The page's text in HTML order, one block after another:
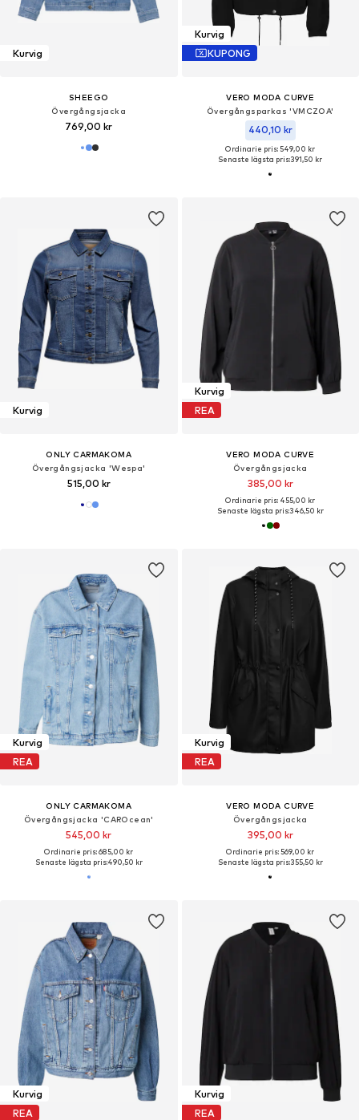
Kurvig
SHEEGO
Övergångsjacka
769,00 kr
Kurvig
KUPONG
VERO MODA CURVE
Övergångsparkas 'VMCZOA'
440,10 kr
Ordinarie pris: 549,00 kr
Senaste lägsta pris:391,50 kr
Kurvig
ONLY CARMAKOMA
Övergångsjacka 'Wespa'
515,00 kr
Kurvig
REA
VERO MODA CURVE
Övergångsjacka
385,00 kr
Ordinarie pris: 455,00 kr
Senaste lägsta pris:346,50 kr
Kurvig
REA
ONLY CARMAKOMA
Övergångsjacka 'CAROcean'
545,00 kr
Ordinarie pris: 685,00 kr
Senaste lägsta pris:490,50 kr
Kurvig
REA
VERO MODA CURVE
Övergångsjacka
395,00 kr
Ordinarie pris: 569,00 kr
Senaste lägsta pris:355,50 kr
Kurvig
REA
Kurvig
REA